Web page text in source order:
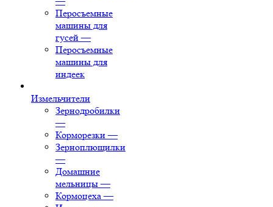
Перосъемные
машины для
гусей —
Перосъемные
машины для
индеек
Измельчители
Зернодробилки
—
Корморезки —
Зерноплющилки
—
Домашние
мельницы —
Кормоцеха —